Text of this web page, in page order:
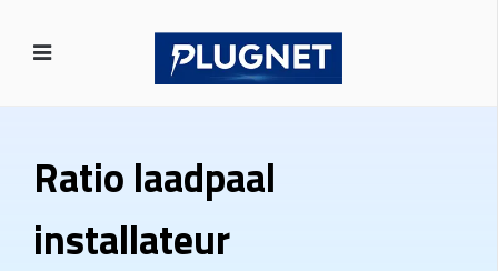
Ratio laadpaal
installateur